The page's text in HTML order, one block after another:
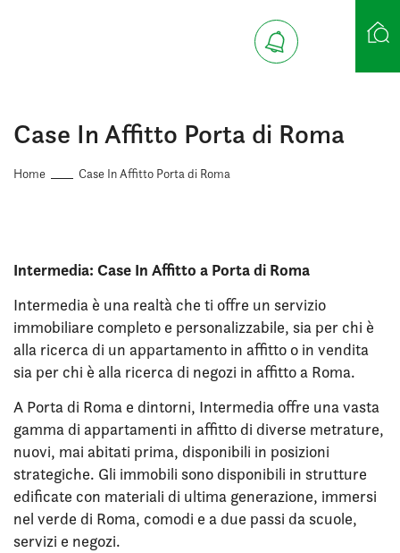
Case In Affitto Porta di Roma
Home Case In Affitto Porta di Roma
Intermedia: Case In Affitto a Porta di Roma
Intermedia è una realtà che ti offre un servizio
immobiliare completo e personalizzabile, sia per chi è
alla ricerca di un appartamento in affitto o in vendita
sia per chi è alla ricerca di negozi in affitto a Roma.
A Porta di Roma e dintorni, Intermedia offre una vasta
gamma di appartamenti in affitto di diverse metrature,
nuovi, mai abitati prima, disponibili in posizioni
strategiche. Gli immobili sono disponibili in strutture
edificate con materiali di ultima generazione, immersi
nel verde di Roma, comodi e a due passi da scuole,
servizi e negozi.